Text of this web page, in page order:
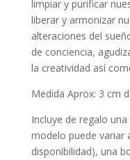
limpiar y purificar
liberar y armonizar
alteraciones del
de conciencia,
la creatividad así
Medida Aprox: 3 cm
Incluye de regalo
modelo puede variar
disponibilidad), una